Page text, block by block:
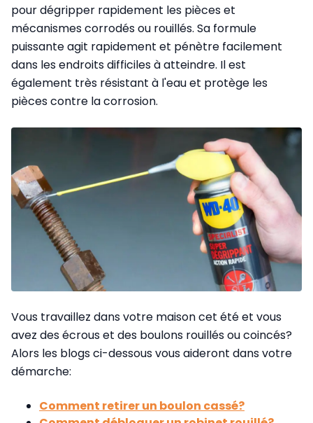
pour dégripper rapidement les pièces et
mécanismes corrodés ou rouillés. Sa formule
puissante agit rapidement et pénètre facilement
dans les endroits difficiles à atteindre. Il est
également très résistant à l'eau et protège les
pièces contre la corrosion.
Vous travaillez dans votre maison cet été et vous
avez des écrous et des boulons rouillés ou coincés?
Alors les blogs ci-dessous vous aideront dans votre
démarche:
Comment retirer un boulon cassé?